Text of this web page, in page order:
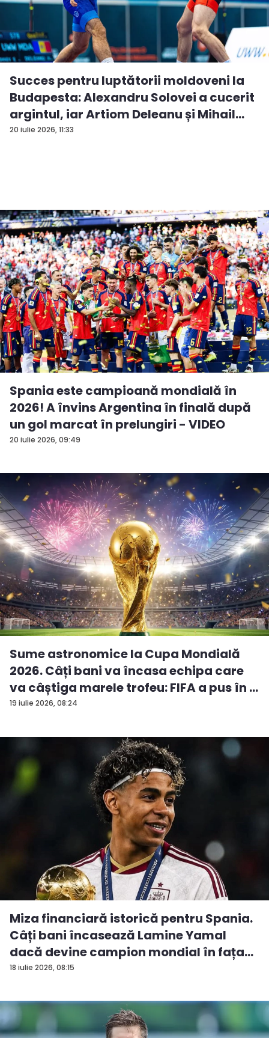
20 iulie 2026, 11:33
Succes pentru luptătorii moldoveni la
Budapesta: Alexandru Solovei a cucerit
argintul, iar Artiom Deleanu și Mihail
Br...
20 iulie 2026, 09:49
Spania este campioană mondială în
2026! A învins Argentina în finală după
un gol marcat în prelungiri - VIDEO
19 iulie 2026, 08:24
Sume astronomice la Cupa Mondială
2026. Câți bani va încasa echipa care
va câștiga marele trofeu: FIFA a pus în ...
18 iulie 2026, 08:15
Miza financiară istorică pentru Spania.
Câți bani încasează Lamine Yamal
dacă devine campion mondial în fața...